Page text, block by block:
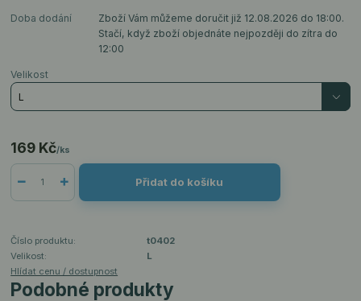
Doba dodání
Zboží Vám můžeme doručit již 12.08.2026 do 18:00.
Stačí, když zboží objednáte nejpozději do zítra do
12:00
Velikost
169 Kč/ks
Přidat do košíku
Číslo produktu:
t0402
Velikost:
L
Hlídat cenu / dostupnost
Podobné produkty